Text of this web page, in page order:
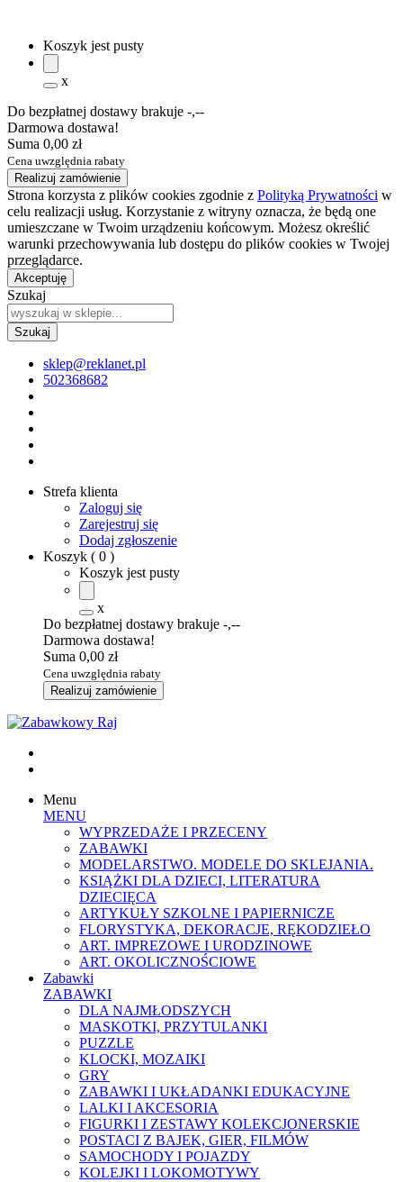
Koszyk jest pusty
x
Do bezpłatnej dostawy brakuje -,--
Darmowa dostawa!
Suma 0,00 zł
Cena uwzględnia rabaty
Realizuj zamówienie
Strona korzysta z plików cookies zgodnie z Polityką Prywatności w
celu realizacji usług. Korzystanie z witryny oznacza, że będą one
umieszczane w Twoim urządzeniu końcowym. Możesz określić
warunki przechowywania lub dostępu do plików cookies w Twojej
przeglądarce.
Akceptuję
Szukaj
sklep@reklanet.pl
502368682
Strefa klienta
Zaloguj się
Zarejestruj się
Dodaj zgłoszenie
Koszyk ( 0 )
Koszyk jest pusty
x
Do bezpłatnej dostawy brakuje -,--
Darmowa dostawa!
Suma 0,00 zł
Cena uwzględnia rabaty
Realizuj zamówienie
Menu
MENU
WYPRZEDAŻE I PRZECENY
ZABAWKI
MODELARSTWO. MODELE DO SKLEJANIA.
KSIĄŻKI DLA DZIECI, LITERATURA
DZIECIĘCA
ARTYKUŁY SZKOLNE I PAPIERNICZE
FLORYSTYKA, DEKORACJE, RĘKODZIEŁO
ART. IMPREZOWE I URODZINOWE
ART. OKOLICZNOŚCIOWE
Zabawki
ZABAWKI
DLA NAJMŁODSZYCH
MASKOTKI, PRZYTULANKI
PUZZLE
KLOCKI, MOZAIKI
GRY
ZABAWKI I UKŁADANKI EDUKACYJNE
LALKI I AKCESORIA
FIGURKI I ZESTAWY KOLEKCJONERSKIE
POSTACI Z BAJEK, GIER, FILMÓW
SAMOCHODY I POJAZDY
KOLEJKI I LOKOMOTYWY